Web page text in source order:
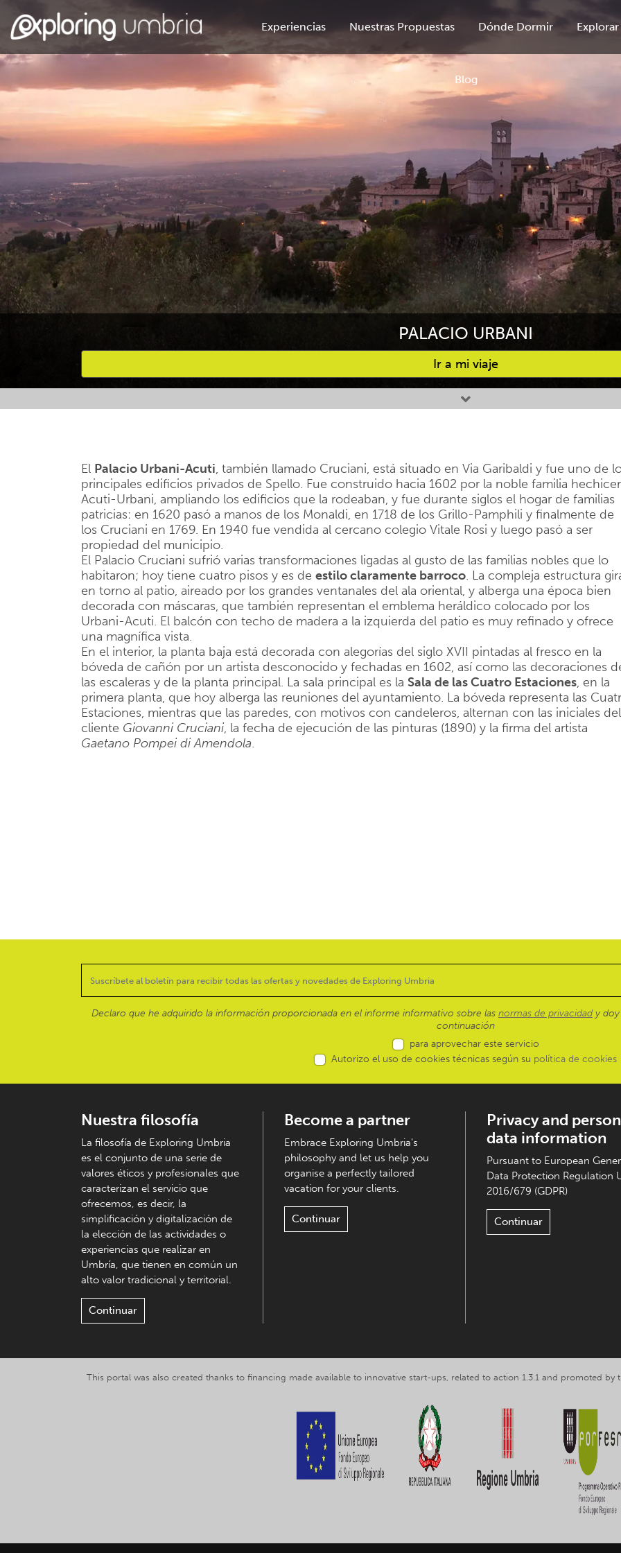
Experiencias Nuestras Propuestas Dónde Dormir
Blog
PALACIO URBANI
Ir a mi viaje
Favourites
El Palacio Urbani-Acuti, también llamado Cruciani, está situado en Via Garibaldi y fue uno de
principales edificios privados de Spello. Fue construido hacia 1602 por la noble familia
Acuti-Urbani, ampliando los edificios que la rodeaban, y fue durante siglos el hogar de familias
patricias: en 1620 pasó a manos de los Monaldi, en 1718 de los Grillo-Pamphili y finalmente de
los Cruciani en 1769. En 1940 fue vendida al cercano colegio Vitale Rosi y luego pasó a ser
propiedad del municipio.
El Palacio Cruciani sufrió varias transformaciones ligadas al gusto de las familias nobles que lo
habitaron; hoy tiene cuatro pisos y es de estilo claramente barroco. La compleja estructura
en torno al patio, aireado por los grandes ventanales del ala oriental, y alberga una época bien
decorada con máscaras, que también representan el emblema heráldico colocado por los
Urbani-Acuti. El balcón con techo de madera a la izquierda del patio es muy refinado y ofrece
una magnífica vista.
En el interior, la planta baja está decorada con alegorías del siglo XVII pintadas al fresco en la
bóveda de cañón por un artista desconocido y fechadas en 1602, así como las decoraciones
las escaleras y de la planta principal. La sala principal es la Sala de las Cuatro Estaciones, en la
primera planta, que hoy alberga las reuniones del ayuntamiento. La bóveda representa las
Estaciones, mientras que las paredes, con motivos con candeleros, alternan con las iniciales del
cliente Giovanni Cruciani, la fecha de ejecución de las pinturas (1890) y la firma del artista
Gaetano Pompei di Amendola.
Declaro que he adquirido la información proporcionada en el informe informativo sobre las normas de privacidad y
continuación
para aprovechar este servicio
Autorizo el uso de cookies técnicas según su política de cookies
Nuestra filosofía
La filosofía de Exploring Umbria
es el conjunto de una serie de
valores éticos y profesionales que
caracterizan el servicio que
ofrecemos, es decir, la
simplificación y digitalización de
la elección de las actividades o
experiencias que realizar en
Umbría, que tienen en común un
alto valor tradicional y territorial.
Continuar
Become a partner
Embrace Exploring Umbria's
philosophy and let us help you
organise a perfectly tailored
vacation for your clients.
Continuar
Privacy and
data information
Pursuant to European
Data Protection Regulation
2016/679 (GDPR)
Continuar
This portal was also created thanks to financing made available to innovative start-ups, related to action 1.3.1 and promoted by